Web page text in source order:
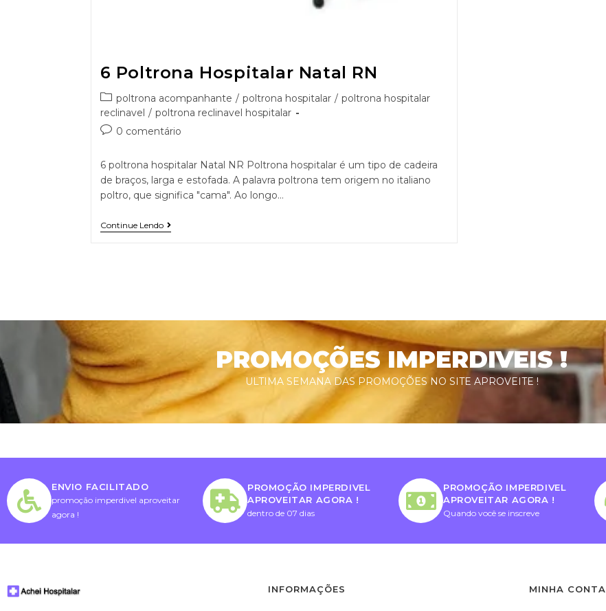
6 Poltrona Hospitalar Natal RN
poltrona acompanhante / poltrona hospitalar / poltrona hospitalar
reclinavel / poltrona reclinavel hospitalar
0 comentário
6 poltrona hospitalar Natal NR Poltrona hospitalar é um tipo de cadeira
de braços, larga e estofada. A palavra poltrona tem origem no italiano
poltro, que significa "cama". Ao longo…
Continue Lendo
PROMOÇÕES IMPERDIVEIS !
ULTIMA SEMANA DAS PROMOÇÕES NO SITE APROVEITE !
ENVIO FACILITADO
promoção imperdivel aproveitar
agora !
PROMOÇÃO IMPERDIVEL
APROVEITAR AGORA !
dentro de 07 dias
PROMOÇÃO IMPERDIVEL
APROVEITAR AGORA !
Quando você se inscreve
INFORMAÇÕES MINHA CONTA